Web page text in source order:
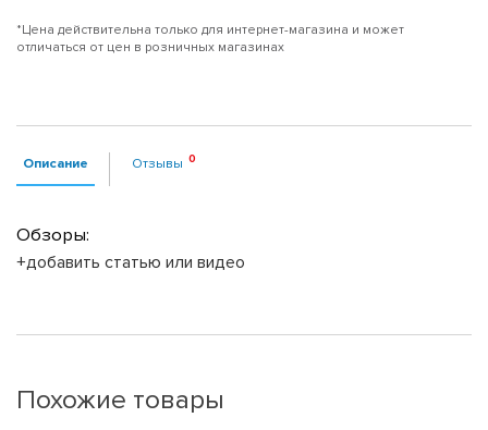
*Цена действительна только для интернет-магазина и может
отличаться от цен в розничных магазинах
Описание Отзывы
Обзоры:
+добавить статью или видео
Похожие товары